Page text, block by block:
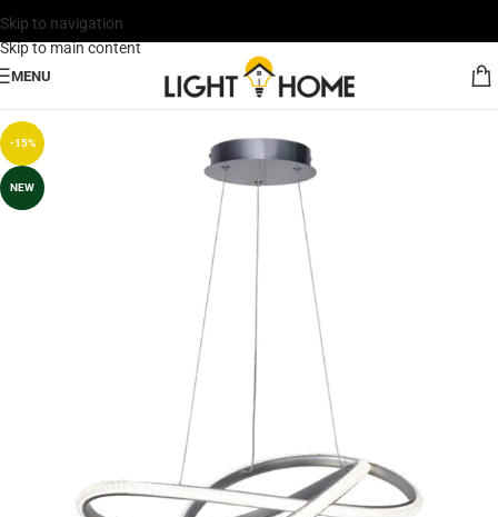
Skip to navigation
Skip to main content
MENU
-15%
NEW